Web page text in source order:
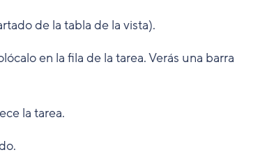
de la tabla de la vista).
en la fila de la tarea. Verás una barra
la tarea.